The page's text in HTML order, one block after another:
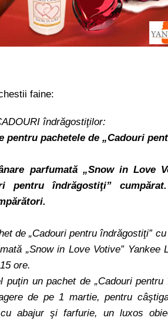
faine:
îndrăgostiţilor:
pentru pachetele de „Cadouri
parfumată „Snow in Love
pentru îndrăgostiţi”
de „Cadouri pentru îndrăgostiţi” cu
„Snow in Love Votive” Yankee
ore.
un pachet de „Cadouri pentru
de pe 1 martie, pentru
cu abajur şi farfurie, un luxos